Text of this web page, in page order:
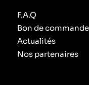
F.A.Q
Bon de
Actualités
Nos partenaires